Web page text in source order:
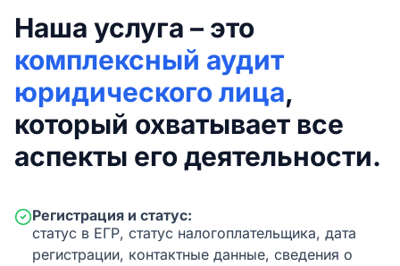
Наша услуга – это
комплексный аудит
юридического лица,
который охватывает все
аспекты его деятельности.
Регистрация и статус:
статус в ЕГР, статус налогоплательщика, дата
регистрации, контактные данные, сведения о